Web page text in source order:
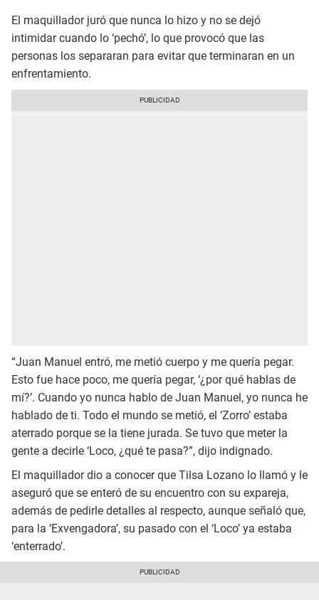
El maquillador juró que nunca lo hizo y no se dejó
intimidar cuando lo ‘pechó’, lo que provocó que las
personas los separaran para evitar que terminaran en un
enfrentamiento.
“Juan Manuel entró, me metió cuerpo y me quería pegar.
Esto fue hace poco, me quería pegar, ‘¿por qué hablas de
mí?’. Cuando yo nunca hablo de Juan Manuel, yo nunca he
hablado de ti. Todo el mundo se metió, el ‘Zorro’ estaba
aterrado porque se la tiene jurada. Se tuvo que meter la
gente a decirle ‘Loco, ¿qué te pasa?”, dijo indignado.
El maquillador dio a conocer que Tilsa Lozano lo llamó y le
aseguró que se enteró de su encuentro con su expareja,
además de pedirle detalles al respecto, aunque señaló que,
para la ‘Exvengadora’, su pasado con el ‘Loco’ ya estaba
‘enterrado’.